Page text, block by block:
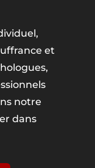
et
notre
dans